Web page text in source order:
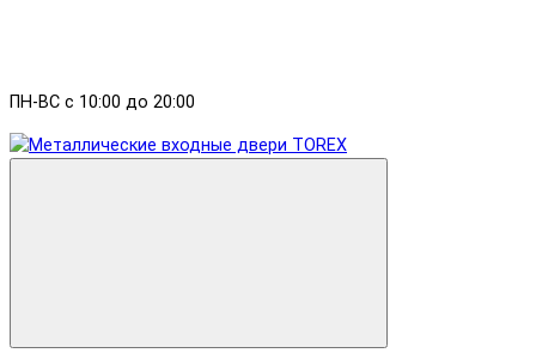
ПН-ВС с 10:00 до 20:00